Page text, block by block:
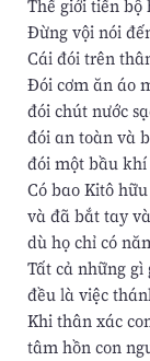
Thế giới tiến
Ðừng vội nói
Cái đói trên
Ðói cơm ăn áo
đói chút nước
đói an toàn và
đói một bầu
Có bao Kitô
và đã bắt tay
dù họ chỉ có
Tất cả những gì
đều là việc
Khi thân xác
tâm hồn con